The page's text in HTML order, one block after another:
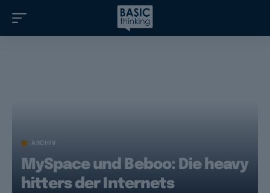
ARCHIV
MySpace und Beboo: Die heavy
hitters der Internets